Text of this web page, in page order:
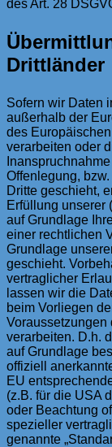
des Art. 28
Drittländer
Sofern wir Daten
außerhalb der
des
verarbeiten oder
Offenlegung,
Dritte geschieht,
Erfüllung unserer
auf Grundlage
einer rechtlichen
Grundlage
geschieht.
vertraglicher
lassen wir die
beim Vorliegen
Voraussetzungen
verarbeiten. D.h.
auf Grundlage
offiziell
EU
(z.B. für die USA
oder Beachtung
spezieller
genannte